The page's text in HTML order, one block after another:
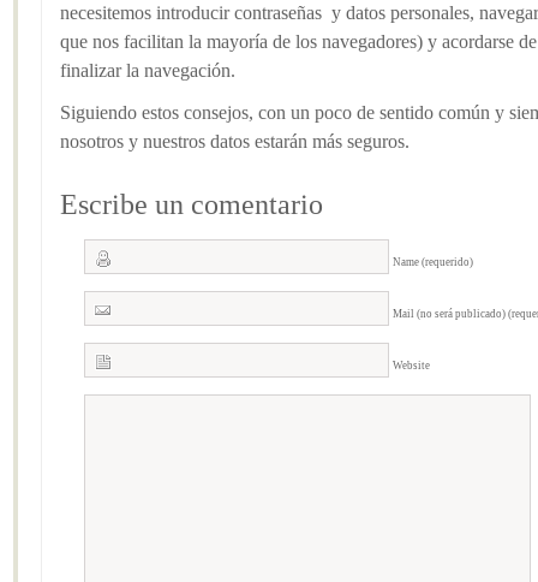
necesitemos introducir contraseñas y datos personales,
que nos facilitan la mayoría de los navegadores) y acordarse
finalizar la navegación.
Siguiendo estos consejos, con un poco de sentido común y
nosotros y nuestros datos estarán más seguros.
Escribe un comentario
Name (requerido)
Mail (no será publicado)
Website